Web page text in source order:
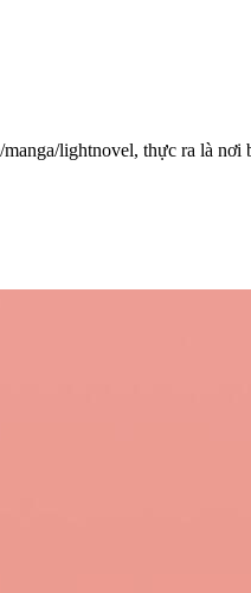
lightnovel, thực ra là